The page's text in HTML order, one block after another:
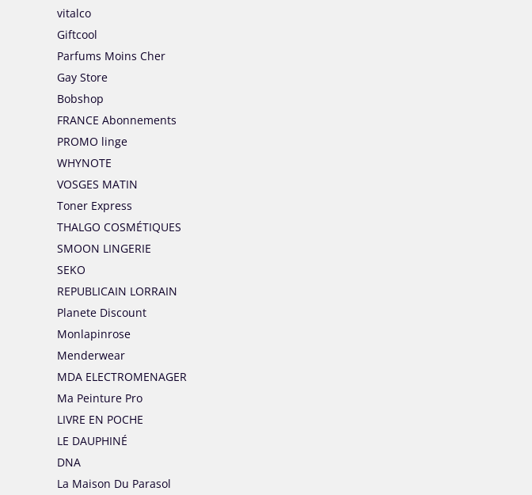
vitalco
Giftcool
Parfums Moins Cher
Gay Store
Bobshop
FRANCE Abonnements
PROMO linge
WHYNOTE
VOSGES MATIN
Toner Express
THALGO COSMÉTIQUES
SMOON LINGERIE
SEKO
REPUBLICAIN LORRAIN
Planete Discount
Monlapinrose
Menderwear
MDA ELECTROMENAGER
Ma Peinture Pro
LIVRE EN POCHE
LE DAUPHINÉ
DNA
La Maison Du Parasol